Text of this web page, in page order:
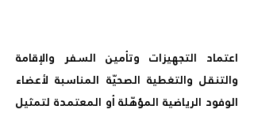
اعتماد التجهيزات وتأمين السفر والإقامة
والتنقل والتغطية الصحيّة المناسبة لأعضاء
الوفود الرياضية المؤهّلة أو المعتمدة لتمثيل